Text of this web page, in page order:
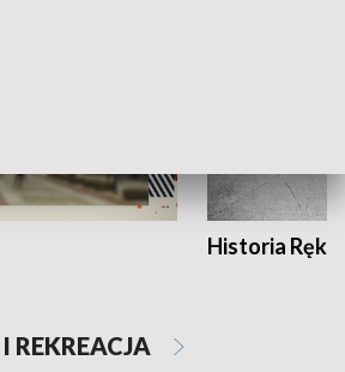
Historia Ręką
REKREACJA